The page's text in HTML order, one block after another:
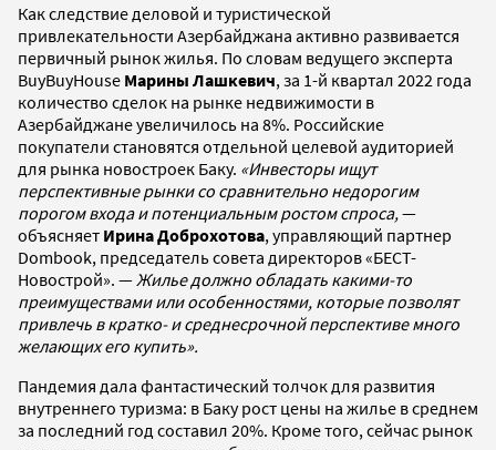
Как следствие деловой и туристической
привлекательности Азербайджана активно развивается
первичный рынок жилья. По словам ведущего эксперта
BuyBuyHouse Марины Лашкевич, за 1-й квартал 2022 года
количество сделок на рынке недвижимости в
Азербайджане увеличилось на 8%. Российские
покупатели становятся отдельной целевой аудиторией
для рынка новостроек Баку. «Инвесторы ищут
перспективные рынки со сравнительно недорогим
порогом входа и потенциальным ростом спроса,—
объясняет Ирина Доброхотова, управляющий партнер
Dombook, председатель совета директоров «БЕСТ-
Новострой». — Жилье должно обладать какими-то
преимуществами или особенностями, которые позволят
привлечь в кратко- и среднесрочной перспективе много
желающих его купить».
Пандемия дала фантастический толчок для развития
внутреннего туризма: в Баку рост цены на жилье в среднем
за последний год составил 20%. Кроме того, сейчас рынок